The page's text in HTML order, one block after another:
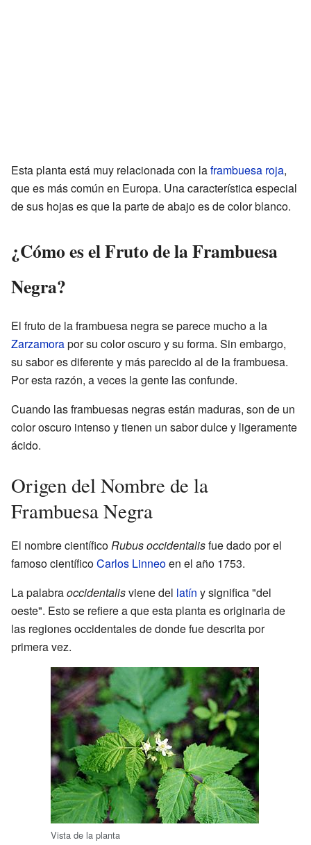
Esta planta está muy relacionada con laframbuesa roja,
que es más común en Europa. Una característica especial
de sus hojas es que la parte de abajo es de color blanco.
¿Cómo es el Fruto de la Frambuesa
Negra?
El fruto de la frambuesa negra se parece mucho a la
Zarzamorapor su color oscuro y su forma. Sin embargo,
su sabor es diferente y más parecido al de la frambuesa.
Por esta razón, a veces la gente las confunde.
Cuando las frambuesas negras están maduras, son de un
color oscuro intenso y tienen un sabor dulce y ligeramente
ácido.
Origen del Nombre de la
Frambuesa Negra
El nombre científicoRubus occidentalisfue dado por el
famoso científicoCarlos Linneoen el año 1753.
La palabraoccidentalisviene del latín y significa "del
oeste". Esto se refiere a que esta planta es originaria de
las regiones occidentales de donde fue descrita por
primera vez.
Vista de la planta